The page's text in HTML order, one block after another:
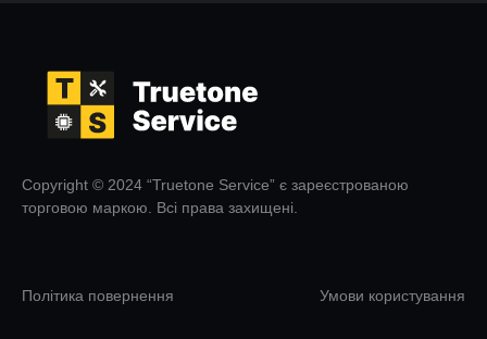
Copyright © 2024 “Truetone Service” є зареєстрованою
торговою маркою. Всі права захищені.
Політика повернення Умови користування